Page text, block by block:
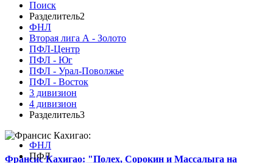
Поиск
Разделитель2
ФНЛ
Вторая лига А - Золото
ПФЛ-Центр
ПФЛ - Юг
ПФЛ - Урал-Поволжье
ПФЛ - Восток
3 дивизион
4 дивизион
Разделитель3
Франсис Кахигао: "Полех, Сорокин и Массалыга на
ФНЛ
ПФЛ